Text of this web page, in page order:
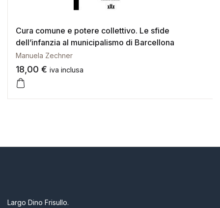
Cura comune e potere collettivo. Le sfide
dell’infanzia al municipalismo di Barcellona
Manuela Zechner
18,00 € iva inclusa
Largo Dino Frisullo.